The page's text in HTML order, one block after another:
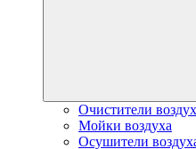
Очистители
Мойки воздуха
Осушители